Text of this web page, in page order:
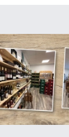
bewährten
und
Zudem